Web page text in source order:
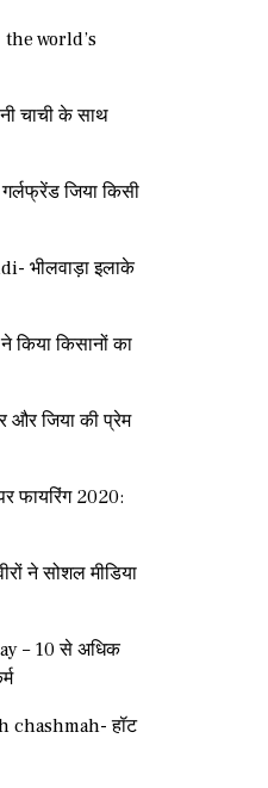
the world’s
चाची के साथ
जिया किसी
भीलवाड़ा इलाके
किसानों का
और जिया की प्रेम
फायरिंग 2020:
ने सोशल मीडिया
– 10 से अधिक
chashmah- हॉट